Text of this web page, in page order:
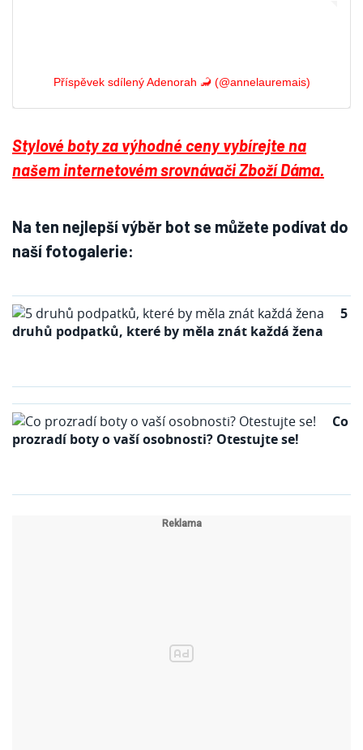
Příspěvek sdílený Adenorah 🦂 (@annelauremais)
Stylové boty za výhodné ceny vybírejte na
našem internetovém srovnávači Zboží Dáma.
Na ten nejlepší výběr bot se můžete podívat do
naší fotogalerie:
5
druhů podpatků, které by měla znát každá žena
Co
prozradí boty o vaší osobnosti? Otestujte se!